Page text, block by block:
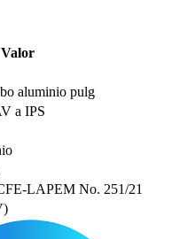
Valor
aluminio pulg
a IPS
LAPEM No. 251/21